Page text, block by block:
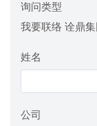
询问类型
我要联络 诠鼎
姓名
公司